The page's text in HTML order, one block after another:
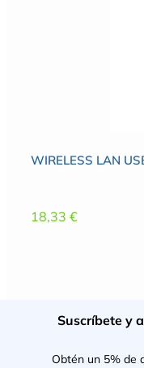
WIRELESS LAN
18,33 €
Suscríbete y
Obtén un 5% de